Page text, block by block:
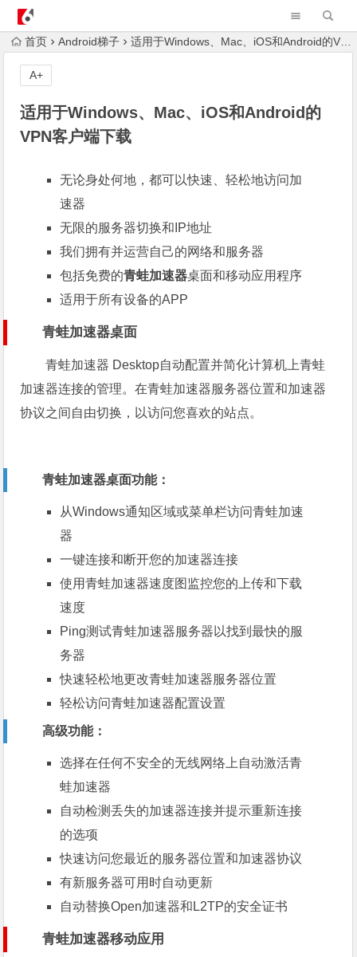
AndroidvpnAPK
首页 Android梯子 适用于Windows、Mac、iOS和Android的VPN客户端下载
适用于Windows、Mac、iOS和Android的
VPN客户端下载
A+
无论身处何地，都可以快速、轻松地访问加
速器
无限的服务器切换和IP地址
我们拥有并运营自己的网络和服务器
包括免费的青蛙加速器桌面和移动应用程序
适用于所有设备的APP
青蛙加速器桌面
青蛙加速器 Desktop自动配置并简化计算机上青蛙
加速器连接的管理。在青蛙加速器服务器位置和加速器
协议之间自由切换，以访问您喜欢的站点。
青蛙加速器桌面功能：
从Windows通知区域或菜单栏访问青蛙加速
器
一键连接和断开您的加速器连接
使用青蛙加速器速度图监控您的上传和下载
速度
Ping测试青蛙加速器服务器以找到最快的服
务器
快速轻松地更改青蛙加速器服务器位置
轻松访问青蛙加速器配置设置
高级功能：
选择在任何不安全的无线网络上自动激活青
蛙加速器
自动检测丢失的加速器连接并提示重新连接
的选项
快速访问您最近的服务器位置和加速器协议
有新服务器可用时自动更新
自动替换Open加速器和L2TP的安全证书
青蛙加速器移动应用